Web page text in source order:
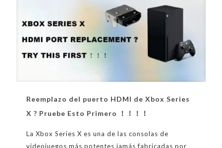
Reemplazo del puerto HDMI de Xbox Series
X ? Pruebe Esto Primero ！！！！
La Xbox Series X es una de las consolas de
videojuegos más potentes jamás fabricadas por